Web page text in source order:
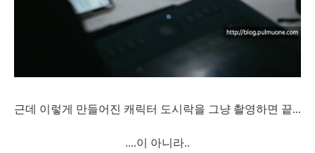
근데 이렇게 만들어진 캐릭터 도시락을 그냥 촬영하면 끝...
....이 아니라..